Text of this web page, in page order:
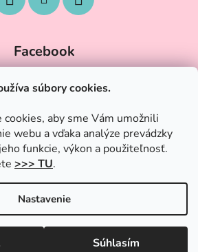
súbory cookies.
aby sme Vám umožnili
webu a vďaka analýze prevádzky
funkcie, výkon a použiteľnosť.
>>> TU.
Nastavenie
Súhlasím
Facebook
Hracky.sk . Všetky práva vyhradené.